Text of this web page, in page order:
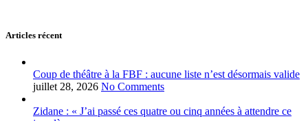
Articles récent
Coup de théâtre à la FBF : aucune liste n’est désormais valide
juillet 28, 2026 No Comments
Zidane : « J’ai passé ces quatre ou cinq années à attendre ce